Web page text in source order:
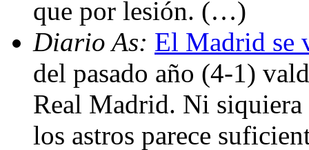
que por lesión. (…)
Diario As: El Madrid se
del pasado año (4-1)
Real Madrid. Ni
los astros parece